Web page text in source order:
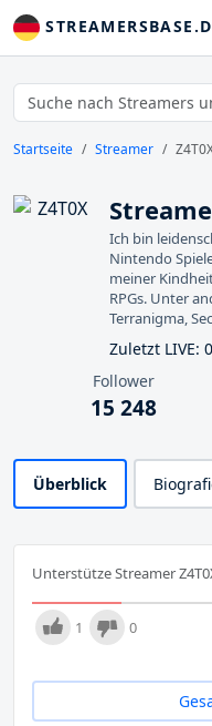
Startseite Streamer
Ich bin
Nintendo
meiner
RPGs. Unter
Terranigma,
Zuletzt LIVE:
Follower
15 248
Überblick
Unterstütze Streamer
1 0